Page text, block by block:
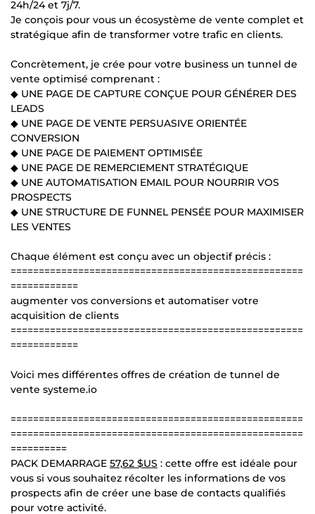
24h/24 et 7j/7.
Je conçois pour vous un écosystème de vente complet et
stratégique afin de transformer votre trafic en clients.
Concrètement, je crée pour votre business un tunnel de
vente optimisé comprenant :
◆ UNE PAGE DE CAPTURE CONÇUE POUR GÉNÉRER DES
LEADS
◆ UNE PAGE DE VENTE PERSUASIVE ORIENTÉE
CONVERSION
◆ UNE PAGE DE PAIEMENT OPTIMISÉE
◆ UNE PAGE DE REMERCIEMENT STRATÉGIQUE
◆ UNE AUTOMATISATION EMAIL POUR NOURRIR VOS
PROSPECTS
◆ UNE STRUCTURE DE FUNNEL PENSÉE POUR MAXIMISER
LES VENTES
Chaque élément est conçu avec un objectif précis :
====================================================
============
augmenter vos conversions et automatiser votre
acquisition de clients
====================================================
============
Voici mes différentes offres de création de tunnel de
vente systeme.io
====================================================
====================================================
==========
PACK DEMARRAGE 57,62 $US : cette offre est idéale pour
vous si vous souhaitez récolter les informations de vos
prospects afin de créer une base de contacts qualifiés
pour votre activité.